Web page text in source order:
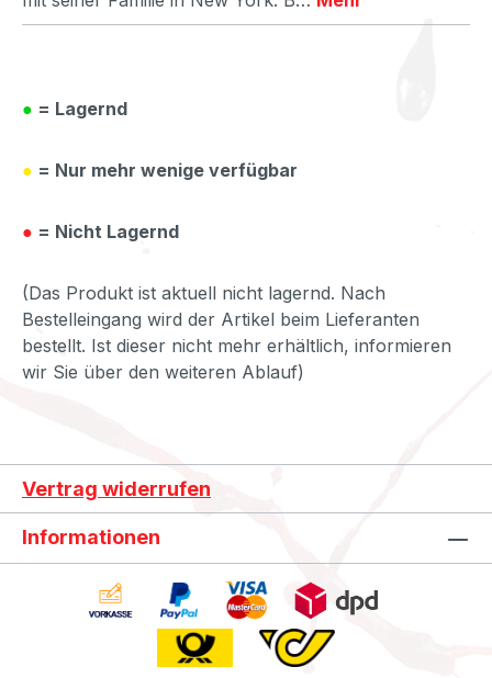
● = Lagernd
● = Nur mehr wenige verfügbar
● = Nicht Lagernd
(Das Produkt ist aktuell nicht lagernd. Nach
Bestelleingang wird der Artikel beim Lieferanten
bestellt. Ist dieser nicht mehr erhältlich, informieren
wir Sie über den weiteren Ablauf)
Vertrag widerrufen
Informationen